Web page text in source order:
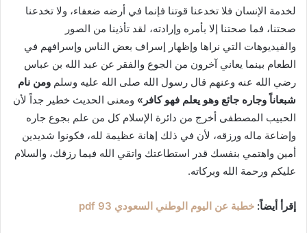
لخدمة الإنسان فلا تخدعنا قوتنا فإنما في أرضه ضعفاء، ولا تخدعنا
صحتنا، فما صحتنا إلا بأمره وإرادته، لقد تأذينا من الصور
والفيديوهات التي نراها وإظهار إسراف بعض الناس وإسرافهم في
الطعام بينما يعاني آخرون من الجوع والفقر عن عبد الله بن عباس
رضي الله عنه وعنهم قال رسول الله صلى الله عليه وسلم ومن نام
شبعاناً وجاره جائع وهو يعلم فهو كافر» ومعنى الحديث خطير جداً لأن
الحبيب المصطفى أخرج من دائرة الإسلام كل من علم بجوع جاره
وإضاعة ماله ورزقه، لأن في ذلك إهانة عظيمة لله، فكونوا شديدين
أمين واهتمي بنفسك قدر استطاعتك واتقي الله فيما رزقك، والسلام
عليكم ورحمة الله وبركاته.
إقرأ أيضاً: خطبة عن اليوم الوطني السعودي 93 pdf